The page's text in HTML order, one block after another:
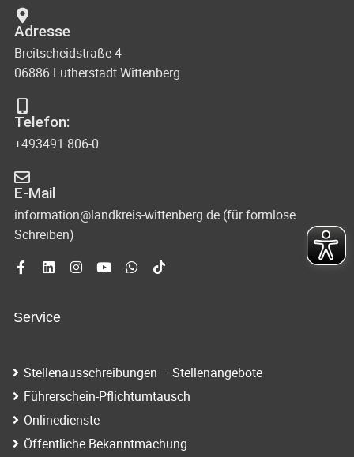
Adresse
Breitscheidstraße 4
06886 Lutherstadt Wittenberg
Telefon:
+493491 806-0
E-Mail
information@landkreis-wittenberg.de (für formlose
Schreiben)
Service
Stellenausschreibungen – Stellenangebote
Führerschein-Pflichtumtausch
Onlinedienste
Öffentliche Bekanntmachung